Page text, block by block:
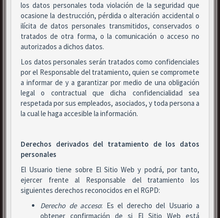
los datos personales toda violación de la seguridad que
ocasione la destrucción, pérdida o alteración accidental o
ilícita de datos personales transmitidos, conservados o
tratados de otra forma, o la comunicación o acceso no
autorizados a dichos datos.
Los datos personales serán tratados como confidenciales
por el Responsable del tratamiento, quien se compromete
a informar de y a garantizar por medio de una obligación
legal o contractual que dicha confidencialidad sea
respetada por sus empleados, asociados, y toda persona a
la cual le haga accesible la información.
Derechos derivados del tratamiento de los datos
personales
El Usuario tiene sobre El Sitio Web y podrá, por tanto,
ejercer frente al Responsable del tratamiento los
siguientes derechos reconocidos en el RGPD:
Derecho de acceso: Es el derecho del Usuario a
obtener confirmación de si El Sitio Web está